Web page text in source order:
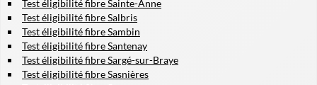
Test éligibilité fibre Sainte-Anne
Test éligibilité fibre Salbris
Test éligibilité fibre Sambin
Test éligibilité fibre Santenay
Test éligibilité fibre Sargé-sur-Braye
Test éligibilité fibre Sasnières